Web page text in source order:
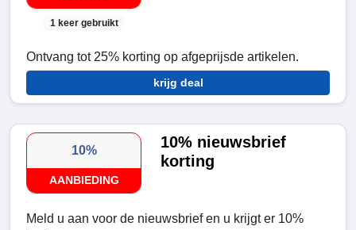
1 keer gebruikt
Ontvang tot 25% korting op afgeprijsde artikelen.
krijg deal
10%
AANBIEDING
10% nieuwsbrief
korting
Meld u aan voor de nieuwsbrief en u krijgt er 10%